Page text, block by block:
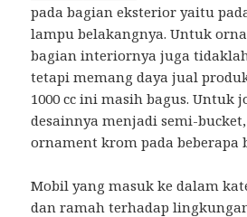
pada bagian eksterior yaitu
lampu belakangnya. Untuk
bagian interiornya juga
tetapi memang daya jual
1000 cc ini masih bagus. Untuk
desainnya menjadi semi-
ornament krom pada beberapa
Mobil yang masuk ke dalam
dan ramah terhadap